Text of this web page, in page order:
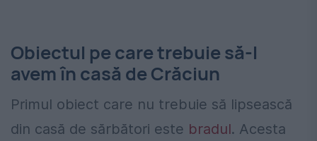
Obiectul pe care trebuie să-l
avem în casă de Crăciun
Primul obiect care nu trebuie să lipsească
din casă de sărbători este bradul. Acesta